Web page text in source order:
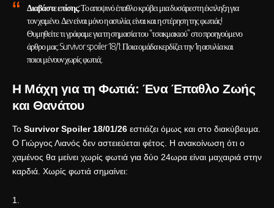
Διαβάστε επίσης:Το αποψινό έπαθλο κρύβει μια δυσάρεστη έκπληξη για
τον χαμένο. Δεν είναι μόνο η ασυλία, είναι και η στέρηση της φωτιάς!
Θυμηθείτε τι γράφαμε για τη σημασία του “τσακμακιού” στο προηγούμενο
άρθρο μας:Survivor spoiler 18/1: Ποια ομάδα κερδίζει την 1η ασυλία και
ποιοι μένουν χωρίς φωτιά;
Η Μάχη για τη Φωτιά: Ένα Έπαθλο Ζωής
και Θανάτου
Το Survivor Spoiler 18/01/26 εστιάζει όμως και στο διακύβευμα.
Ο Γιώργος Λιανός δεν αστειεύεται φέτος. Η ανακοίνωση ότι ο
χαμένος θα μείνει χωρίς φωτιά για δύο 24ωρα είναι μαχαιριά στην
καρδιά. Χωρίς φωτιά σημαίνει: